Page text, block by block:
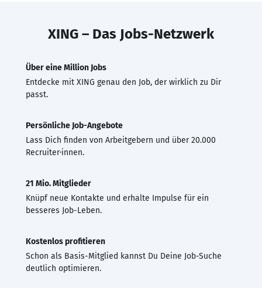
XING – Das Jobs-Netzwerk
Über eine Million Jobs
Entdecke mit XING genau den Job, der wirklich zu Dir
passt.
Persönliche Job-Angebote
Lass Dich finden von Arbeitgebern und über 20.000
Recruiter·innen.
21 Mio. Mitglieder
Knüpf neue Kontakte und erhalte Impulse für ein
besseres Job-Leben.
Kostenlos profitieren
Schon als Basis-Mitglied kannst Du Deine Job-Suche
deutlich optimieren.